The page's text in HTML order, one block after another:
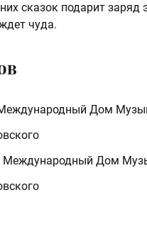
сказок подарит заряд
чуда.
Дом
Дом